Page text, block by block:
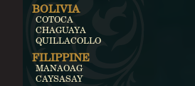
BOLIVIA
COTOCA
CHAGUAYA
QUILLACOLLO
FILIPPINE
MANAOAG
CAYSASAY